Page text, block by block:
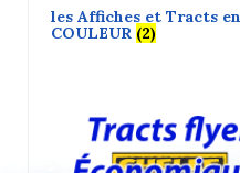
les Affiches et Tracts en
COULEUR (2)